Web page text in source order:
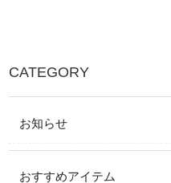
CATEGORY
お知らせ
おすすめアイテム